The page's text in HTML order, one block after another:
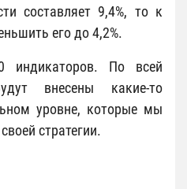
составляет 9,4%, то к
его до 4,2%.
индикаторов. По всей
внесены какие-то
уровне, которые мы
стратегии.